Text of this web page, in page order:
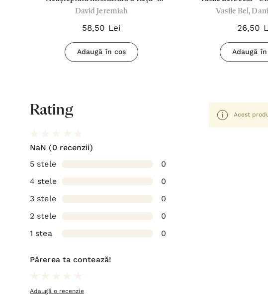
David Jeremiah
David Jeremiah
58,50 Lei
Adaugă în coș
Carturar
Vasile Bel,
26,50
Adaugă
Rating
NaN (0 recenzii)
5 stele
0
4 stele
0
3 stele
0
2 stele
0
1 stea
0
Părerea ta contează!
Adaugă o recenzie
Acest